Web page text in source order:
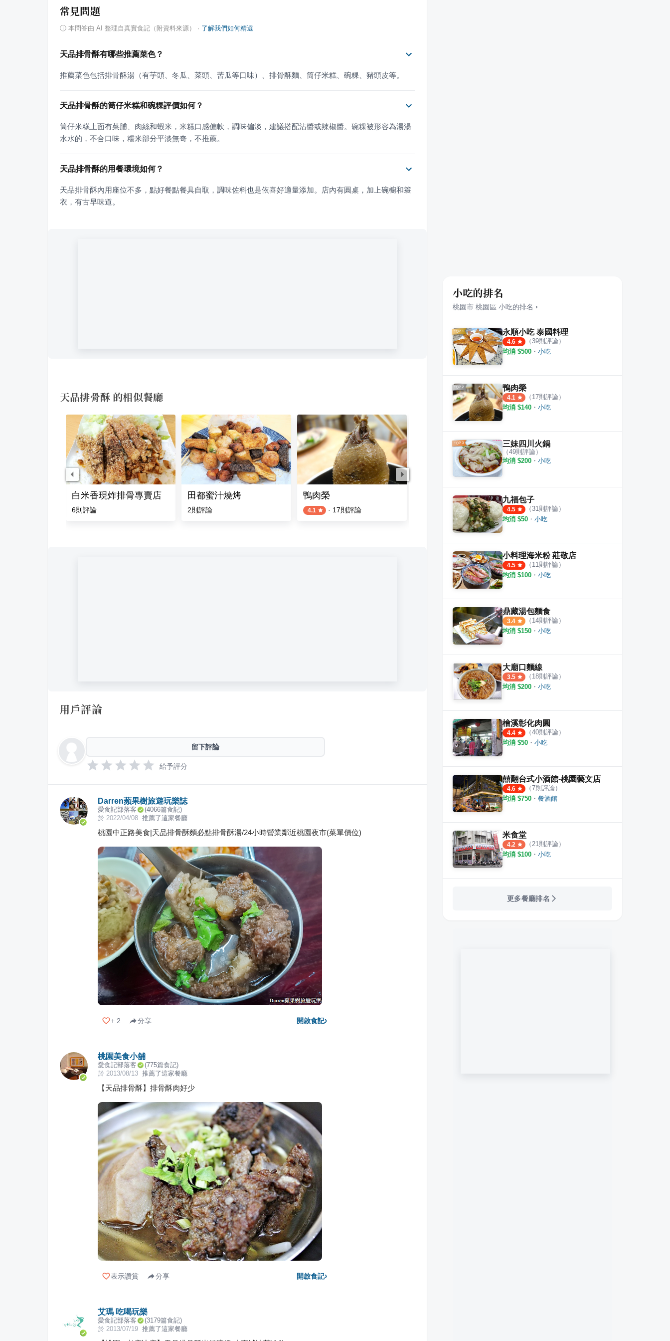
常見問題
ⓘ 本問答由 AI 整理自真實食記（附資料來源） · 了解我們如何精選
天品排骨酥有哪些推薦菜色？
推薦菜色包括排骨酥湯（有芋頭、冬瓜、菜頭、苦瓜等口味）、排骨酥麵、筒仔米糕、碗粿、豬頭皮等。
天品排骨酥的筒仔米糕和碗粿評價如何？
筒仔米糕上面有菜脯、肉絲和蝦米，米糕口感偏軟，調味偏淡，建議搭配沾醬或辣椒醬。碗粿被形容為湯湯
水水的，不合口味，糯米部分平淡無奇，不推薦。
天品排骨酥的用餐環境如何？
天品排骨酥內用座位不多，點好餐點餐具自取，調味佐料也是依喜好適量添加。店內有圓桌，加上碗櫥和簑
衣，有古早味道。
天品排骨酥 的相似餐廳
白米香現炸排骨專賣店
6則評論
田都蜜汁燒烤
2則評論
鴨肉榮
4.1 · 17則評論
瑞記排骨酥
則評論 4.0 ·
用戶評論
留下評論
給予評分
Darren蘋果樹旅遊玩樂誌
愛食記部落客 (4066篇食記)
於 2022/04/08 推薦了這家餐廳
桃園中正路美食|天品排骨酥麵必點排骨酥湯/24小時營業鄰近桃園夜市(菜單價位)
+ 2 分享 開啟食記›
桃園美食小舖
愛食記部落客 (775篇食記)
於 2013/08/13 推薦了這家餐廳
【天品排骨酥】排骨酥肉好少
表示讚賞 分享 開啟食記›
艾瑪 吃喝玩樂
愛食記部落客 (3179篇食記)
於 2013/07/19 推薦了這家餐廳
小吃的排名
桃園市 桃園區 小吃的排名 ›
永順小吃 泰國料理
4.6 （39則評論）
均消 $500 ・ 小吃
鴨肉榮
4.1 （ 17則評論）
均消 $140 ・ 小吃
三妹四川火鍋
（49則評論）
均消 $200 ・ 小吃
九福包子
4.5 （31則評論）
均消 $50 ・ 小吃
小料理海米粉 莊敬店
4.5 （ 11則評論）
均消 $100 ・ 小吃
鼎藏湯包麵食
3.4 （ 14則評論）
均消 $150 ・ 小吃
大廟口麵線
3.5 （ 18則評論）
均消 $200 ・ 小吃
檜溪彰化肉圓
4.4 （40則評論）
均消 $50 ・ 小吃
囍翻台式小酒館-桃園藝文店
4.6 （7則評論）
均消 $750 ・ 餐酒館
米食堂
4.2 （21則評論）
均消 $100 ・ 小吃
更多餐廳排名